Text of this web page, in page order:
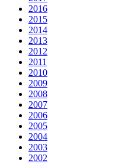
2016
2015
2014
2013
2012
2011
2010
2009
2008
2007
2006
2005
2004
2003
2002